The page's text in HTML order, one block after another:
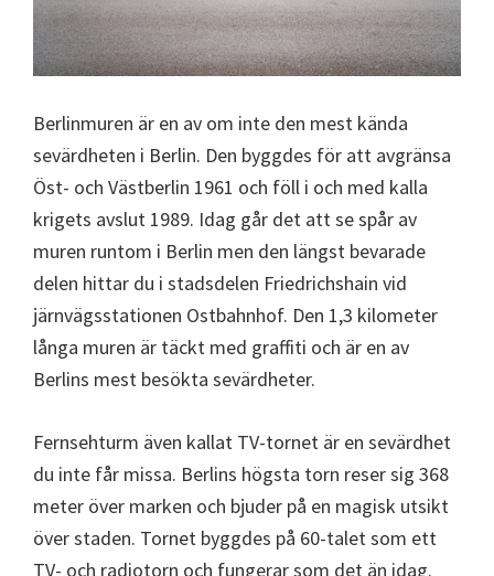
Berlinmuren är en av om inte den mest kända
sevärdheten i Berlin. Den byggdes för att avgränsa
Öst- och Västberlin 1961 och föll i och med kalla
krigets avslut 1989. Idag går det att se spår av
muren runtom i Berlin men den längst bevarade
delen hittar du i stadsdelen Friedrichshain vid
järnvägsstationen Ostbahnhof. Den 1,3 kilometer
långa muren är täckt med graffiti och är en av
Berlins mest besökta sevärdheter.
Fernsehturm även kallat TV-tornet är en sevärdhet
du inte får missa. Berlins högsta torn reser sig 368
meter över marken och bjuder på en magisk utsikt
över staden. Tornet byggdes på 60-talet som ett
TV- och radiotorn och fungerar som det än idag.